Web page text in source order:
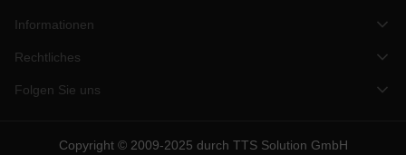
Informationen
Rechtliches
Folgen Sie uns
Copyright © 2009-2025 durch TTS Solution GmbH